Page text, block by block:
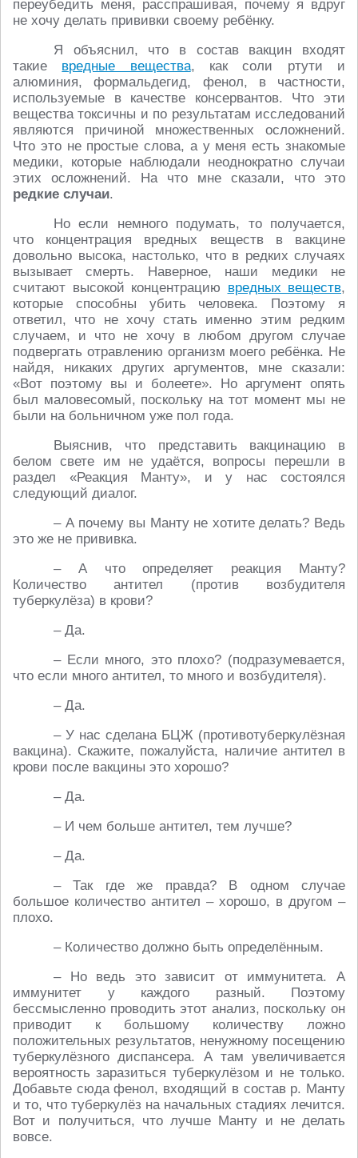
переубедить меня, расспрашивая, почему я вдруг
не хочу делать прививки своему ребёнку.
Я объяснил, что в состав вакцин входят
такие вредные вещества, как соли ртути и
алюминия, формальдегид, фенол, в частности,
используемые в качестве консервантов. Что эти
вещества токсичны и по результатам исследований
являются причиной множественных осложнений.
Что это не простые слова, а у меня есть знакомые
медики, которые наблюдали неоднократно случаи
этих осложнений. На что мне сказали, что это
редкие случаи.
Но если немного подумать, то получается,
что концентрация вредных веществ в вакцине
довольно высока, настолько, что в редких случаях
вызывает смерть. Наверное, наши медики не
считают высокой концентрацию вредных веществ,
которые способны убить человека. Поэтому я
ответил, что не хочу стать именно этим редким
случаем, и что не хочу в любом другом случае
подвергать отравлению организм моего ребёнка. Не
найдя, никаких других аргументов, мне сказали:
«Вот поэтому вы и болеете». Но аргумент опять
был маловесомый, поскольку на тот момент мы не
были на больничном уже пол года.
Выяснив, что представить вакцинацию в
белом свете им не удаётся, вопросы перешли в
раздел «Реакция Манту», и у нас состоялся
следующий диалог.
– А почему вы Манту не хотите делать? Ведь
это же не прививка.
– А что определяет реакция Манту?
Количество антител (против возбудителя
туберкулёза) в крови?
– Да.
– Если много, это плохо? (подразумевается,
что если много антител, то много и возбудителя).
– Да.
– У нас сделана БЦЖ (противотуберкулёзная
вакцина). Скажите, пожалуйста, наличие антител в
крови после вакцины это хорошо?
– Да.
– И чем больше антител, тем лучше?
– Да.
– Так где же правда? В одном случае
большое количество антител – хорошо, в другом –
плохо.
– Количество должно быть определённым.
– Но ведь это зависит от иммунитета. А
иммунитет у каждого разный. Поэтому
бессмысленно проводить этот анализ, поскольку он
приводит к большому количеству ложно
положительных результатов, ненужному посещению
туберкулёзного диспансера. А там увеличивается
вероятность заразиться туберкулёзом и не только.
Добавьте сюда фенол, входящий в состав р. Манту
и то, что туберкулёз на начальных стадиях лечится.
Вот и получиться, что лучше Манту и не делать
вовсе.